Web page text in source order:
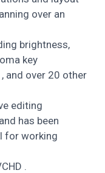
over an
brightness,
key
and over 20 other
editing
has been
for working
.